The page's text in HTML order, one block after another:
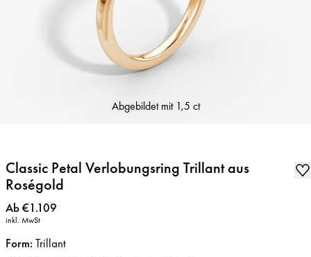
Abgebildet mit 1,5 ct
Classic Petal Verlobungsring Trillant aus
Roségold
Preis:
Ab €1.109
inkl. MwSt
Form: Trillant